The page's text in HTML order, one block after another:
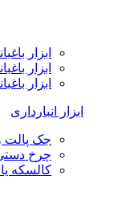
ابزار
ابزار
ابزار
ابزار انبارداری
جک پالت
چرخ
کالسکه